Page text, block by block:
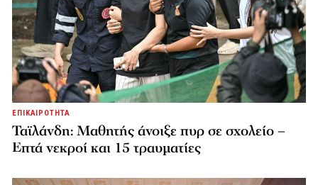
ΕΠΙΚΑΙΡΟΤΗΤΑ
Ταϊλάνδη: Μαθητής άνοιξε πυρ σε σχολείο –
Επτά νεκροί και 15 τραυματίες